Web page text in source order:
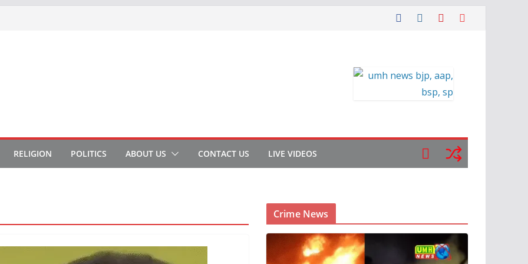
RELIGION POLITICS ABOUT US CONTACT US LIVE VIDEOS
Crime News